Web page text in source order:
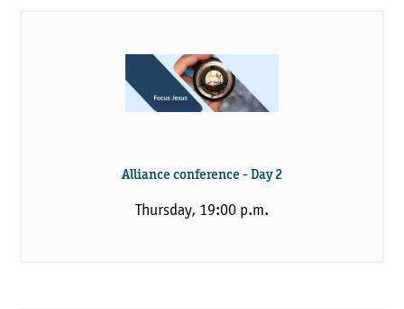
Alliance conference - Day 2
Thursday, 19:00 p.m.